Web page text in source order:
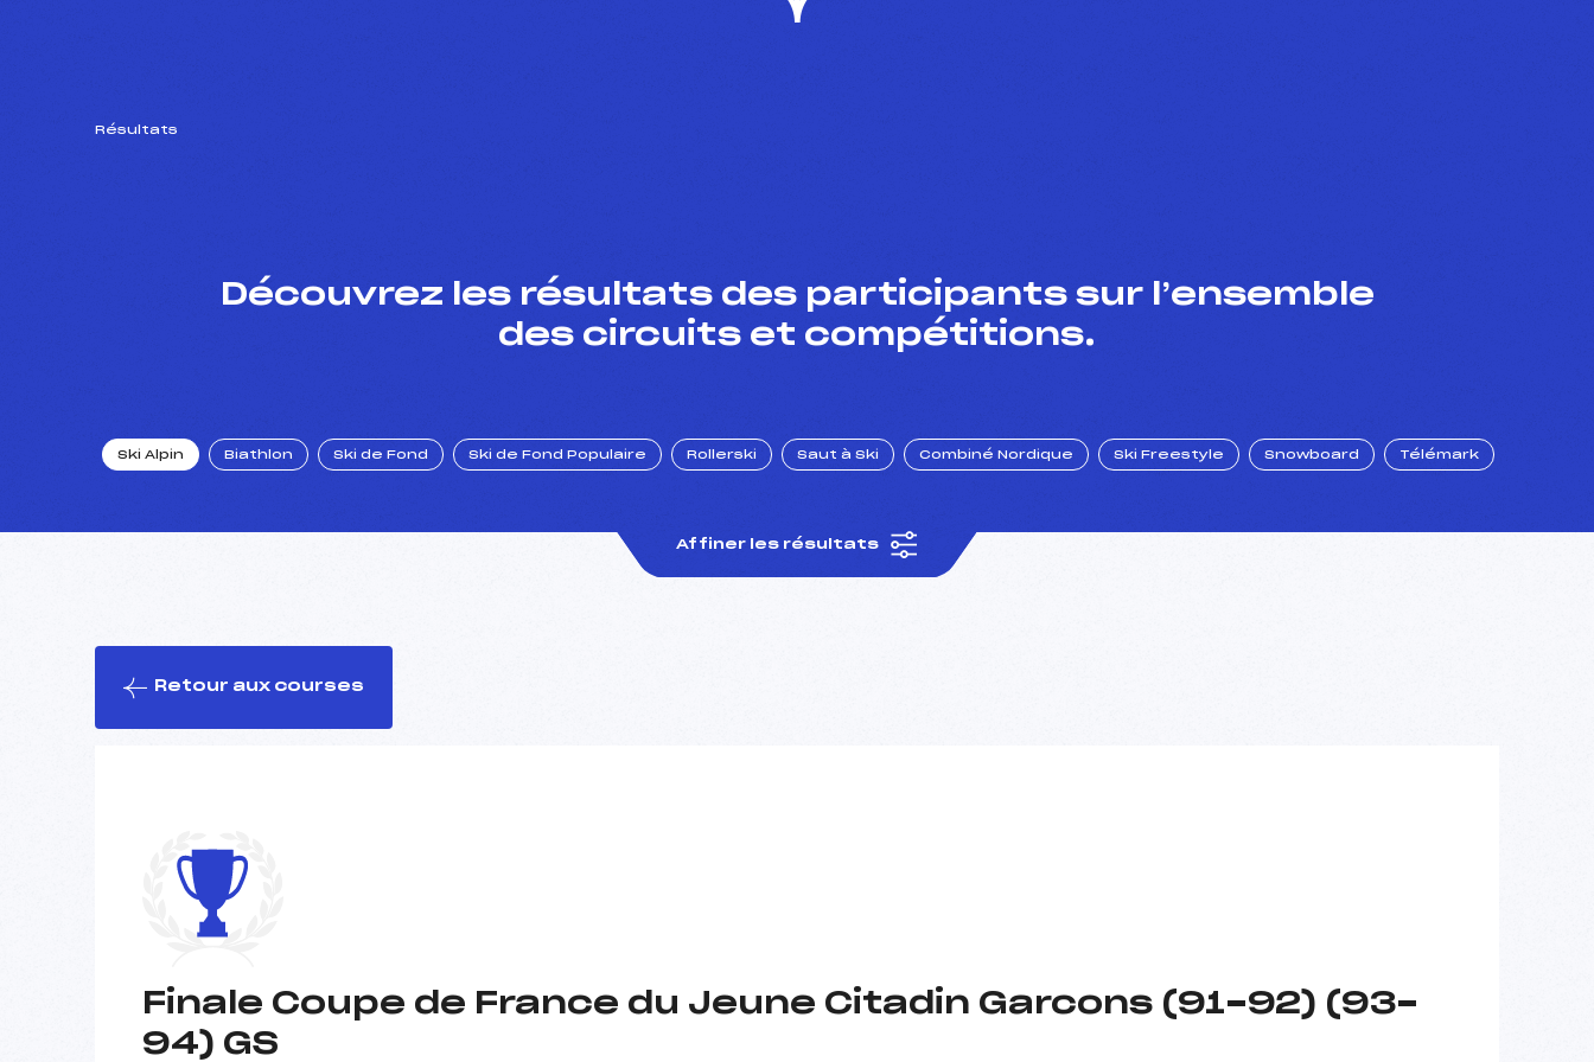
Résultats
Découvrez les résultats des participants sur l’ensemble
des circuits et compétitions.
Ski Alpin Biathlon Ski de Fond Ski de Fond Populaire Rollerski Saut à Ski Combiné Nordique Ski Freestyle Snowboard Télémark
Affiner les résultats
Retour aux courses
Finale Coupe de France du Jeune Citadin Garcons (91-92) (93-
94) GS